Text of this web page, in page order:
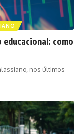
como
nos últimos